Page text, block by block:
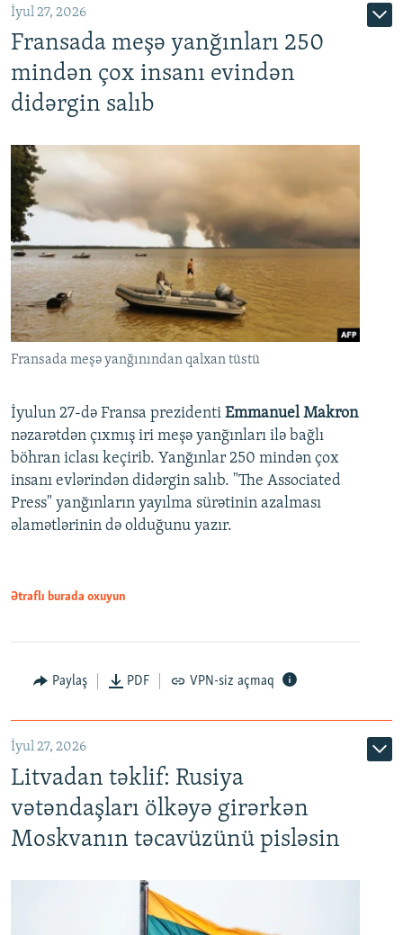
İyul 27, 2026
Fransada meşə yanğınları 250
mindən çox insanı evindən
didərgin salıb
Fransada meşə yanğınından qalxan tüstü
İyulun 27-də Fransa prezidenti Emmanuel Makron
nəzarətdən çıxmış iri meşə yanğınları ilə bağlı
böhran iclası keçirib. Yanğınlar 250 mindən çox
insanı evlərindən didərgin salıb. "The Associated
Press" yanğınların yayılma sürətinin azalması
əlamətlərinin də olduğunu yazır.
Ətraflı burada oxuyun
Paylaş PDF VPN-siz açmaq
İyul 27, 2026
Litvadan təklif: Rusiya
vətəndaşları ölkəyə girərkən
Moskvanın təcavüzünü pisləsin